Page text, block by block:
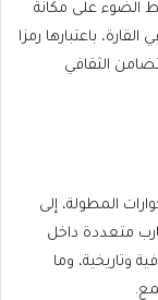
الضوء على مكانة
باعتبارها رمزا
الثقافي
المطولة، إلى
متعددة داخل
وتاريخية، وما